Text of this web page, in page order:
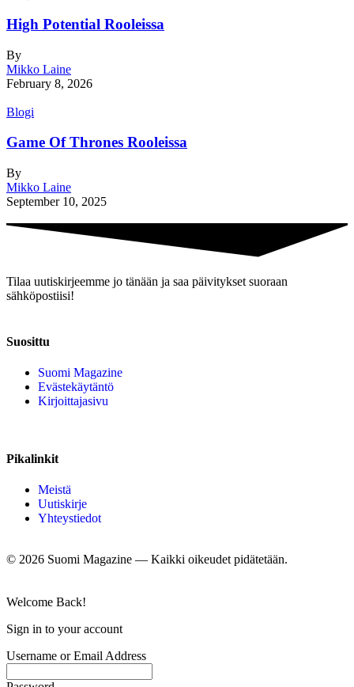
High Potential Rooleissa
By
Mikko Laine
February 8, 2026
Blogi
Game Of Thrones Rooleissa
By
Mikko Laine
September 10, 2025
Tilaa uutiskirjeemme jo tänään ja saa päivitykset suoraan
sähköpostiisi!
Suosittu
Suomi Magazine
Evästekäytäntö
Kirjoittajasivu
Pikalinkit
Meistä
Uutiskirje
Yhteystiedot
© 2026 Suomi Magazine — Kaikki oikeudet pidätetään.
Welcome Back!
Sign in to your account
Username or Email Address